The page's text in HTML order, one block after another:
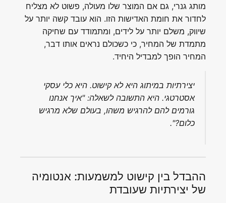
מותג גנרי, גם אם המוצר שלו מעולה, פשוט לא מצליח
לחדור את חומת האדישות הזו. הוא עובד קשה יותר על
שיווק, משלם יותר על לידים, ומתמודד עם שחיקה
מתמדת של המחיר, כי כשכולם נראים אותו דבר,
המחיר הופך למבדיל היחיד.
יצירתיות במיתוג היא לא קישוט. היא כלי עסקי
אסטרטגי. היא התשובה לשאלה: "איך אנחנו
גורמים להם להרגיש משהו, בעולם שלא מרגיש
כלום?".
ההבדל בין קישוט למשמעות: אנטומיה
של יצירתיות שעובדת